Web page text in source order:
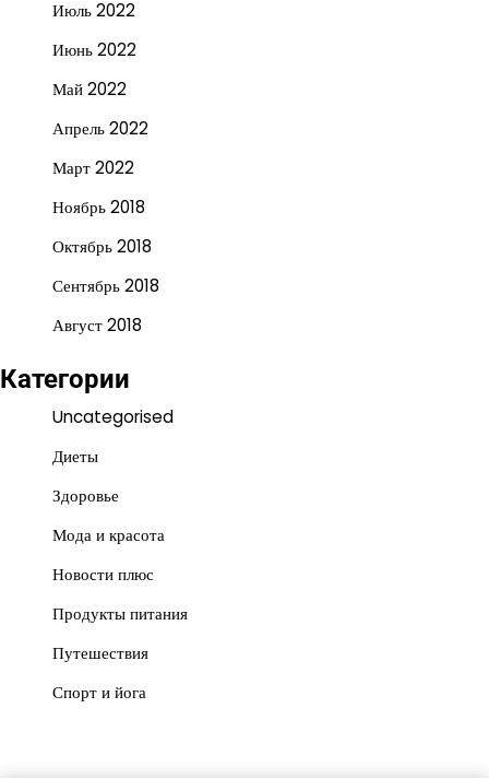
Июль 2022
Июнь 2022
Май 2022
Апрель 2022
Март 2022
Ноябрь 2018
Октябрь 2018
Сентябрь 2018
Август 2018
Категории
Uncategorised
Диеты
Здоровье
Мода и красота
Новости плюс
Продукты питания
Путешествия
Спорт и йога